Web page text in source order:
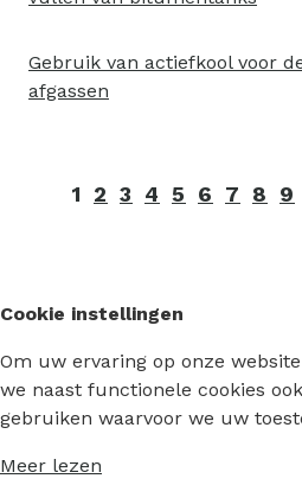
Gebruik van actiefkool voor
afgassen
Paginering
1 2 3 4 5 6 7 8 9
Cookie instellingen
Om uw ervaring op onze
we naast functionele cookies
gebruiken waarvoor we uw
Meer lezen